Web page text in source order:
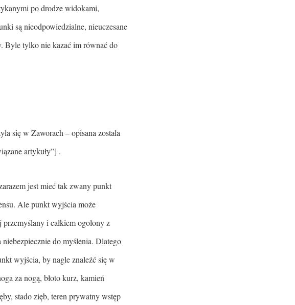
po drodze widokami,
są nieodpowiedzialne, nieuczesane
Byle tylko nie kazać im równać do
się w Zaworach – opisana została
artykuły”] .
jest mieć tak zwany punkt
Ale punkt wyjścia może
i całkiem ogolony z
do myślenia. Dlatego
wyjścia, by nagle znaleźć się w
za nogą, błoto kurz, kamień
stado zięb, teren prywatny wstęp